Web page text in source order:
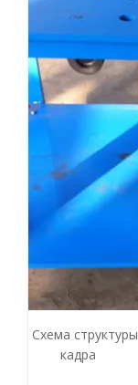
Схема структуры
кадра